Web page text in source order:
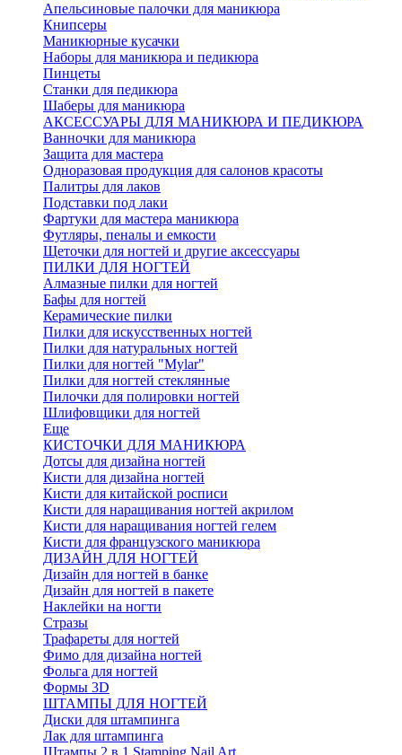
Апельсиновые палочки для маникюра
Книпсеры
Маникюрные кусачки
Наборы для маникюра и педикюра
Пинцеты
Станки для педикюра
Шаберы для маникюра
АКСЕССУАРЫ ДЛЯ МАНИКЮРА И ПЕДИКЮРА
Ванночки для маникюра
Защита для мастера
Одноразовая продукция для салонов красоты
Палитры для лаков
Подставки под лаки
Фартуки для мастера маникюра
Футляры, пеналы и емкости
Щеточки для ногтей и другие аксессуары
ПИЛКИ ДЛЯ НОГТЕЙ
Алмазные пилки для ногтей
Бафы для ногтей
Керамические пилки
Пилки для искусственных ногтей
Пилки для натуральных ногтей
Пилки для ногтей "Mylar"
Пилки для ногтей стеклянные
Пилочки для полировки ногтей
Шлифовщики для ногтей
Еще
КИСТОЧКИ ДЛЯ МАНИКЮРА
Дотсы для дизайна ногтей
Кисти для дизайна ногтей
Кисти для китайской росписи
Кисти для наращивания ногтей акрилом
Кисти для наращивания ногтей гелем
Кисти для французского маникюра
ДИЗАЙН ДЛЯ НОГТЕЙ
Дизайн для ногтей в банке
Дизайн для ногтей в пакете
Наклейки на ногти
Стразы
Трафареты для ногтей
Фимо для дизайна ногтей
Фольга для ногтей
Формы 3D
ШТАМПЫ ДЛЯ НОГТЕЙ
Диски для штампинга
Лак для штампинга
Штампы 2 в 1 Stamping Nail Art